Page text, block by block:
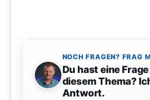
NOCH FRAGEN? FRAG
Du hast eine
diesem Thema?
Antwort.